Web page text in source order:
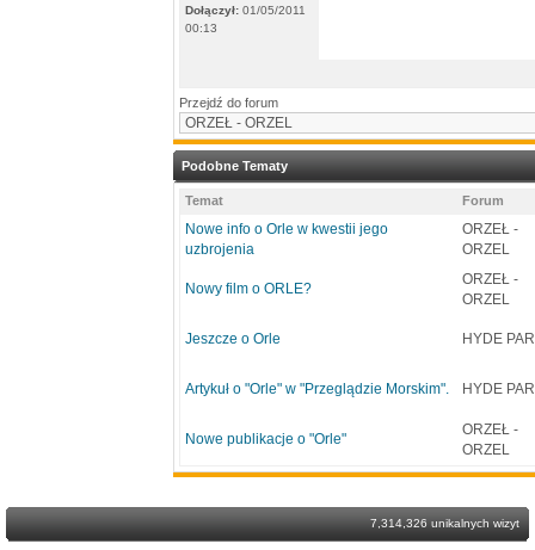
Dołączył: 01/05/2011
00:13
Przejdź do forum
Podobne Tematy
Temat Forum
Nowe info o Orle w kwestii jego
uzbrojenia
ORZEŁ -
ORZEL
Nowy film o ORLE?
ORZEŁ -
ORZEL
Jeszcze o Orle HYDE
Artykuł o "Orle" w "Przeglądzie Morskim". HYDE
Nowe publikacje o "Orle"
ORZEŁ -
ORZEL
7,314,326 unikalnych wizyt